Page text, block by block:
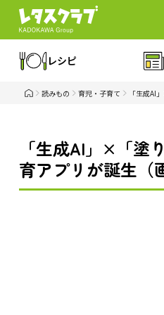
レシピ
読みもの 育児・子育て 「生成AI
「生成AI」×「塗
育アプリが誕生（